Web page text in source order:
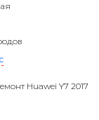
Huawei Y7 2017